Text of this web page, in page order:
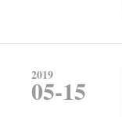
2019
05-15